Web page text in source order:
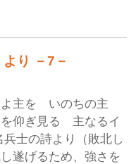
り －7－
よ主を いのちの主
仰ぎ見る 主なるイ
士の詩より（敗北し
遂げるため、強さを